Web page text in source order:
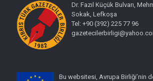
Dr. Fazıl Küçük Bulvarı,
Sokak, Lefkoşa
Tel: +90 (392) 225 77 96
Bu websitesi, Avrupa Birliği’nin